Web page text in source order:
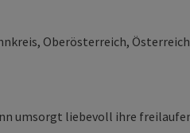
Oberösterreich, Österreich